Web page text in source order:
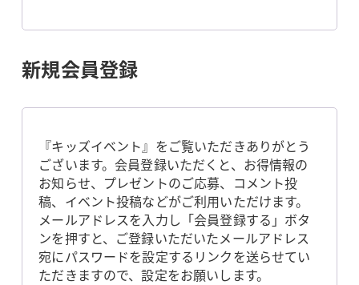
新規会員登録
『キッズイベント』をご覧いただきありがとう
ございます。会員登録いただくと、お得情報の
お知らせ、プレゼントのご応募、コメント投
稿、イベント投稿などがご利用いただけます。
メールアドレスを入力し「会員登録する」ボタ
ンを押すと、ご登録いただいたメールアドレス
宛にパスワードを設定するリンクを送らせてい
ただきますので、設定をお願いします。